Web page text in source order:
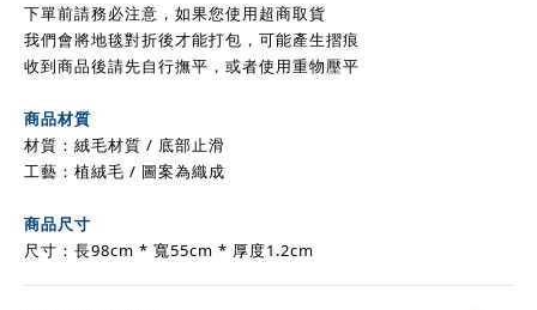
下單前請務必注意，如果您使用超商取貨
我們會將地毯對折後才能打包，可能產生摺痕
收到商品後請先自行撫平，或者使用重物壓平
商品材質
材質：絨毛材質 / 底部止滑
工藝：植絨毛 / 圖案為織成
商品尺寸
尺寸：長98cm * 寬55cm * 厚度1.2cm